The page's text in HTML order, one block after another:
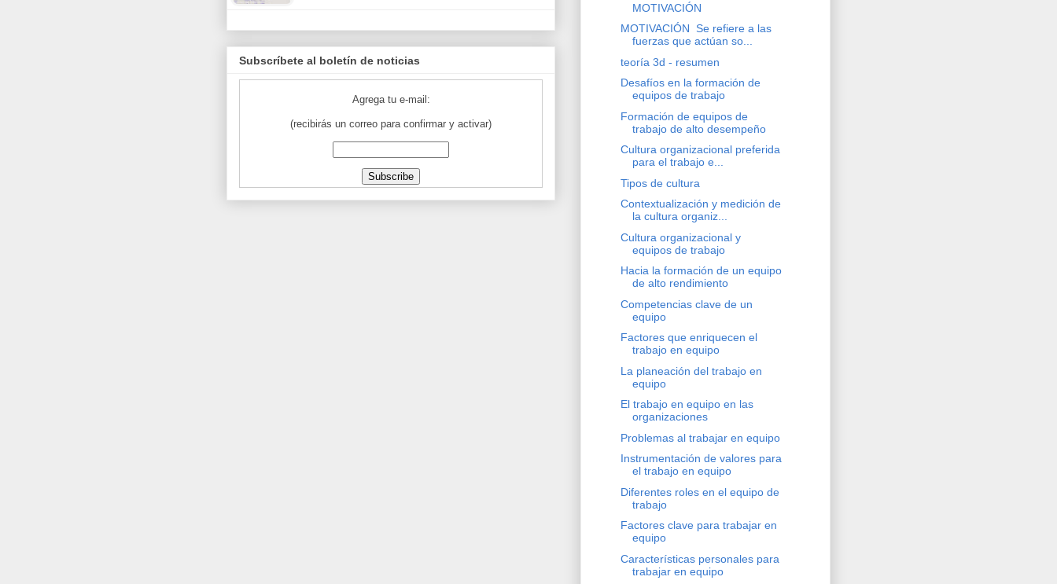
Subscríbete al boletín de noticias
Agrega tu e-mail:
(recibirás un correo para confirmar y activar)
MOTIVACIÓN
MOTIVACIÓN Se refiere a las
fuerzas que actúan so...
teoría 3d - resumen
Desafíos en la formación de
equipos de trabajo
Formación de equipos de
trabajo de alto desempeño
Cultura organizacional preferida
para el trabajo e...
Tipos de cultura
Contextualización y medición de
la cultura organiz...
Cultura organizacional y
equipos de trabajo
Hacia la formación de un equipo
de alto rendimiento
Competencias clave de un
equipo
Factores que enriquecen el
trabajo en equipo
La planeación del trabajo en
equipo
El trabajo en equipo en las
organizaciones
Problemas al trabajar en equipo
Instrumentación de valores para
el trabajo en equipo
Diferentes roles en el equipo de
trabajo
Factores clave para trabajar en
equipo
Características personales para
trabajar en equipo